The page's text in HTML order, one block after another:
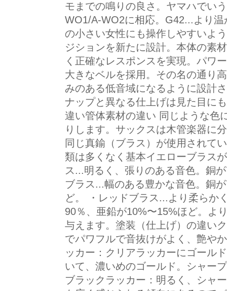
モまでの鳴りの良さ。ヤマハでい
WO1/A-WO2に相応。G42...より
の小さい女性にも操作しやすいよ
ジションを新たに設計。本体の素
く正確なレスポンスを実現。パワ
大きなベルを採用。その名の通り
みのある低音域になるように設計
ナップと異なる仕上げは見た目に
違い管体素材の違い 同じような色
りします。サックスは木管楽器に
同じ真鍮（ブラス）が使用されて
類は多くなく基本イエローブラス
ス...明るく、張りのある音色。銅
ブラス...幅のある豊かな音色。銅
ど。 ・レッドブラス...より柔らか
90％、亜鉛が10%〜15%ほど。よ
与えます。塗装（仕上げ）の違い
でパワフルで音抜けがよく、艶や
ッカー：クリアラッカーにゴール
いて、濃いめのゴールド。シャー
ブラックラッカー：明るく、シャ